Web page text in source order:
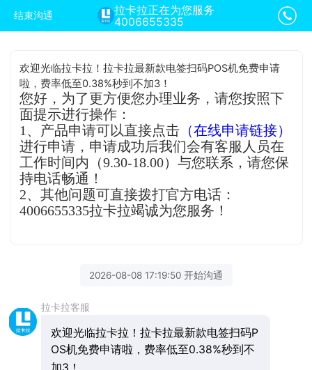
结束沟通
拉卡拉正在为您服务
4006655335
欢迎光临拉卡拉！拉卡拉最新款电签扫码POS机免费申请
啦，费率低至0.38%秒到不加3！
您好，为了更方便您办理业务，请您按照下
面提示进行操作：
1、产品申请可以直接点击 （在线申请链接）
进行申请，申请成功后我们会有客服人员在
工作时间内（9.30-18.00）与您联系，请您保
持电话畅通！
2、其他问题可直接拨打官方电话：
4006655335拉卡拉竭诚为您服务！
2026-08-08 17:19:50 开始沟通
拉卡拉客服
欢迎光临拉卡拉！拉卡拉最新款电签扫码P
OS机免费申请啦，费率低至0.38%秒到不
加3！